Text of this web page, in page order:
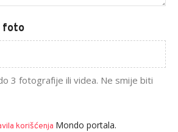
foto
3 fotografije ili videa. Ne smije biti
korišćenja Mondo portala.